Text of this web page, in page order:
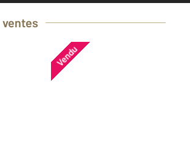
ventes
Vendu